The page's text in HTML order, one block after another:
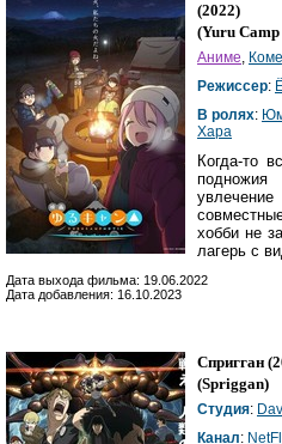
(2022)
(Yuru
Аниме,
Режиссер:
В ролях:
Хара
Когда-то
хобби не
лагерь с
Дата выхода фильма: 19.06.2022
Дата добавления: 16.10.2023
Спригган
(Spriggan)
Студия:
Канал: